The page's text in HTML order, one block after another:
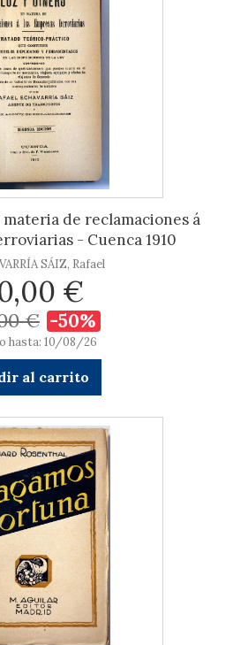
materia de reclamaciones á
- Cuenca 1910
SÁIZ, Rafael
€
€ -50%
hasta: 10/08/26
al carrito